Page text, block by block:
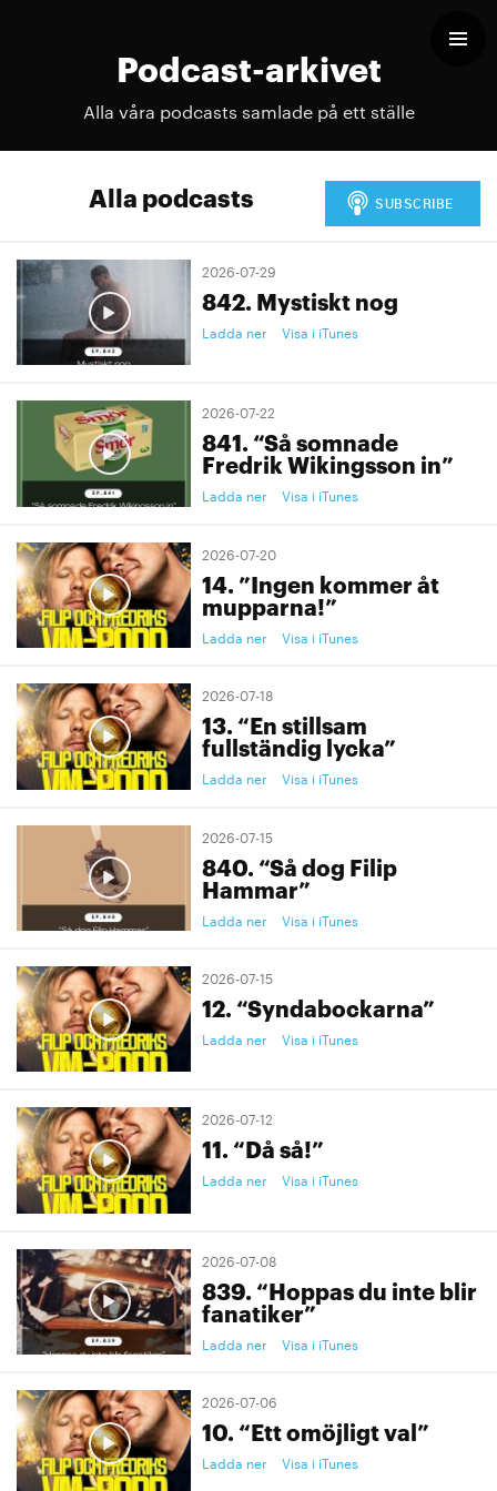
Podcast-arkivet
Alla våra podcasts samlade på ett ställe
Alla podcasts
2026-07-29
842. Mystiskt nog
Ladda ner Visa i iTunes
2026-07-22
841. “Så somnade
Fredrik Wikingsson in”
Ladda ner Visa i iTunes
2026-07-20
14. ”Ingen kommer åt
mupparna!”
Ladda ner Visa i iTunes
2026-07-18
13. “En stillsam
fullständig lycka”
Ladda ner Visa i iTunes
2026-07-15
840. “Så dog Filip
Hammar”
Ladda ner Visa i iTunes
2026-07-15
12. “Syndabockarna”
Ladda ner Visa i iTunes
2026-07-12
11. “Då så!”
Ladda ner Visa i iTunes
2026-07-08
839. “Hoppas du inte blir
fanatiker”
Ladda ner Visa i iTunes
2026-07-06
10. “Ett omöjligt val”
Ladda ner Visa i iTunes